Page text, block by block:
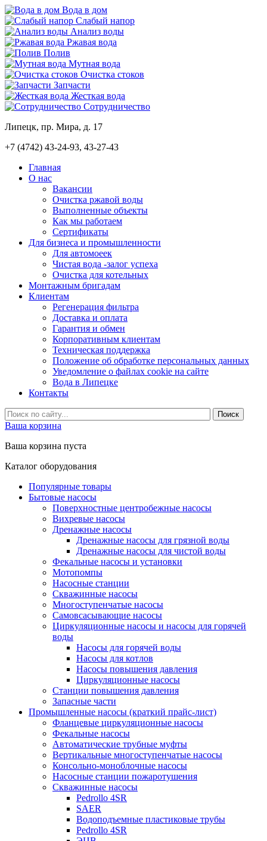
Вода в дом
Слабый напор
Анализ воды
Ржавая вода
Полив
Мутная вода
Очистка стоков
Запчасти
Жесткая вода
Сотрудничество
Липецк, пр. Мира, д. 17
+7 (4742) 43-24-93, 43-27-43
Главная
О нас
Вакансии
Очистка ржавой воды
Выполненные объекты
Как мы работаем
Сертификаты
Для бизнеса и промышленности
Для автомоеек
Чистая вода -залог успеха
Очистка для котельных
Монтажным бригадам
Клиентам
Регенерация фильтра
Доставка и оплата
Гарантия и обмен
Корпоративным клиентам
Техническая поддержка
Положение об обработке персональных данных
Уведомление о файлах cookie на сайте
Вода в Липецке
Контакты
Ваша корзина
Ваша корзина пуста
Каталог оборудования
Популярные товары
Бытовые насосы
Поверхностные центробежные насосы
Вихревые насосы
Дренажные насосы
Дренажные насосы для грязной воды
Дренажные насосы для чистой воды
Фекальные насосы и установки
Мотопомпы
Насосные станции
Скважинные насосы
Многоступенчатые насосы
Самовсасывающие насосы
Циркуляционные насосы и насосы для горячей
воды
Насосы для горячей воды
Насосы для котлов
Насосы повышения давления
Циркуляционные насосы
Станции повышения давления
Запасные части
Промышленные насосы (краткий прайс-лист)
Фланцевые циркуляционные насосы
Фекальные насосы
Автоматические трубные муфты
Вертикальные многоступенчатые насосы
Консольно-моноблочные насосы
Насосные станции пожаротушения
Скважинные насосы
Pedrollo 4SR
SAER
Водоподъемные пластиковые трубы
Pedrollo 4SR